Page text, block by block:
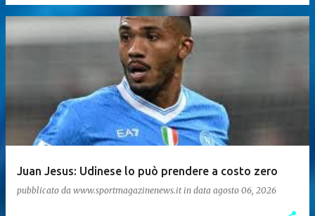
Juan Jesus: Udinese lo può prendere a costo zero
pubblicato da www.sportmagazinenews.it in data agosto 06, 2026